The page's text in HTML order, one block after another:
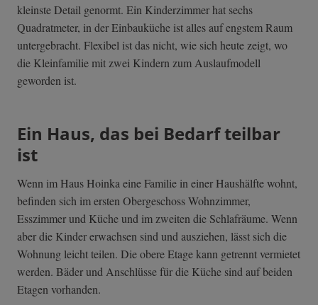
kleinste Detail genormt. Ein Kinderzimmer hat sechs
Quadratmeter, in der Einbauküche ist alles auf engstem Raum
untergebracht. Flexibel ist das nicht, wie sich heute zeigt, wo
die Kleinfamilie mit zwei Kindern zum Auslaufmodell
geworden ist.
Ein Haus, das bei Bedarf teilbar
ist
Wenn im Haus Hoinka eine Familie in einer Haushälfte wohnt,
befinden sich im ersten Obergeschoss Wohnzimmer,
Esszimmer und Küche und im zweiten die Schlafräume. Wenn
aber die Kinder erwachsen sind und ausziehen, lässt sich die
Wohnung leicht teilen. Die obere Etage kann getrennt vermietet
werden. Bäder und Anschlüsse für die Küche sind auf beiden
Etagen vorhanden.